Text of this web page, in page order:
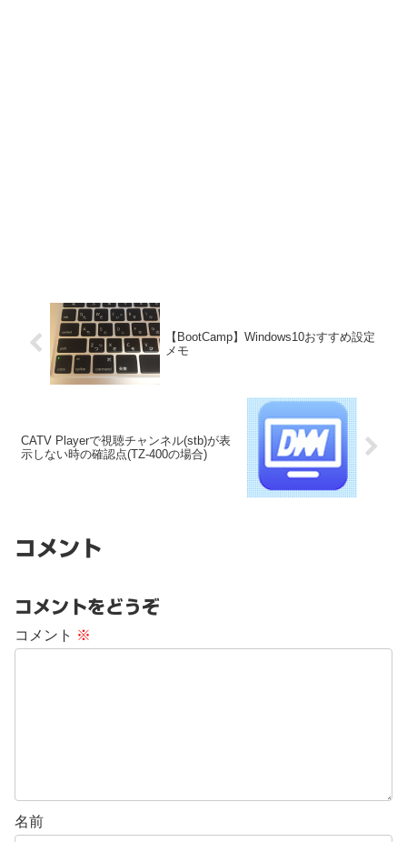
【BootCamp】Windows10おすすめ設定
メモ
CATV Playerで視聴チャンネル(stb)が表
示しない時の確認点(TZ-400の場合)
コメント
コメントをどうぞ
コメント ※
名前